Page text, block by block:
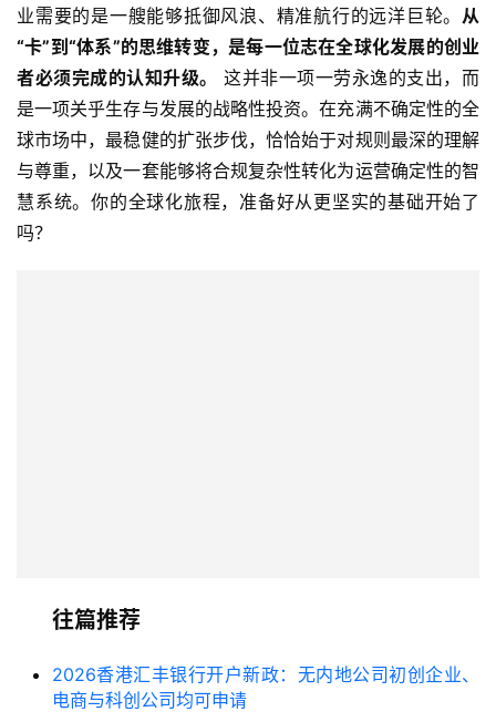
合
作
伙
伴
专
栏
业需要的是一艘能够抵御风浪、精准航行的远洋巨轮。 从
“卡”到“体系”的思维转变，是每一位志在全球化发展的创业
者必须完成的认知升级。
这并非一项一劳永逸的支出，而
是一项关乎生存与发展的战略性投资。在充满不确定性的全
球市场中，最稳健的扩张步伐，恰恰始于对规则最深的理解
与尊重，以及一套能够将合规复杂性转化为运营确定性的智
慧系统。你的全球化旅程，准备好从更坚实的基础开始了
吗？
往篇推荐
2026香港汇丰银行开户新政：无内地公司初创企业、
电商与科创公司均可申请